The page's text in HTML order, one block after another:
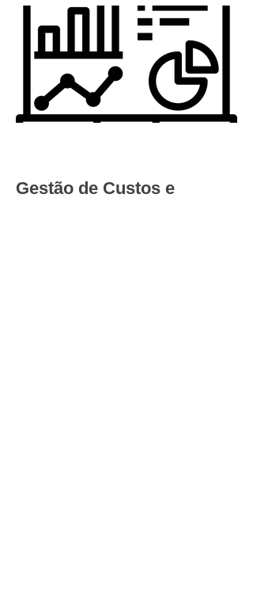
Gestão de Custos e